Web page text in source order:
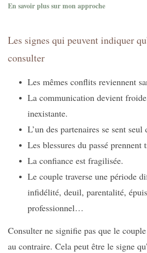
En savoir plus sur mon approche
Les signes qui peuvent indiquer
consulter
Les mêmes conflits reviennent
La communication devient
inexistante.
L’un des partenaires se sent
Les blessures du passé prennent
La confiance est fragilisée.
Le couple traverse une période
infidélité, deuil, parentalité,
professionnel…
Consulter ne signifie pas que le
au contraire. Cela peut être le signe